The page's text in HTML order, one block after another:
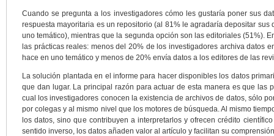
Cuando se pregunta a los investigadores cómo les gustaría poner sus
respuesta mayoritaria es un repositorio (al 81% le agradaría depositar
uno temático), mientras que la segunda opción son las editoriales (51%).
las prácticas reales: menos del 20% de los investigadores archiva datos
hace en uno temático y menos de 20% envía datos a los editores de las
La solución plantada en el informe para hacer disponibles los datos
que dan lugar. La principal razón para actuar de esta manera es que las
cual los investigadores conocen la existencia de archivos de datos, sólo
por colegas y al mismo nivel que los motores de búsqueda. Al mismo
los datos, sino que contribuyen a interpretarlos y ofrecen crédito
sentido inverso, los datos añaden valor al artículo y facilitan su